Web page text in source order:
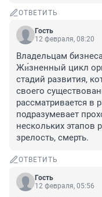
ОТВЕТИТЬ
Гость
12 февраля, 08:20
Владельцам
Жи́зненный цикл
стадий развития,
своего
рассматривается в
подразумевает
нескольких этапов
зрелость, смерть.
ОТВЕТИТЬ
Гость
12 февраля, 05:56